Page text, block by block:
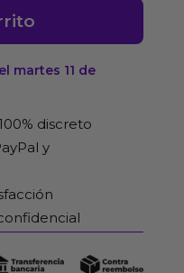
martes 11 de
discreto
y